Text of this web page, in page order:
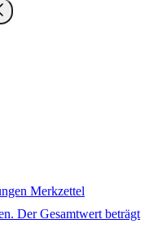
Merkzettel
Der Gesamtwert beträgt